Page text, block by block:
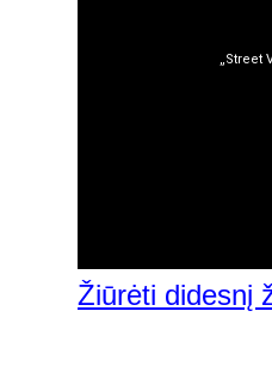
Žiūrėti didesnį